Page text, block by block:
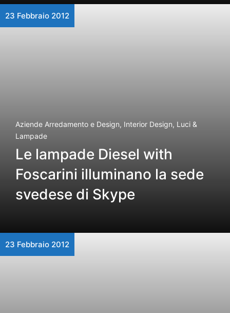
23 Febbraio 2012
Aziende Arredamento e Design, Interior Design, Luci &
Lampade
Le lampade Diesel with
Foscarini illuminano la sede
svedese di Skype
23 Febbraio 2012